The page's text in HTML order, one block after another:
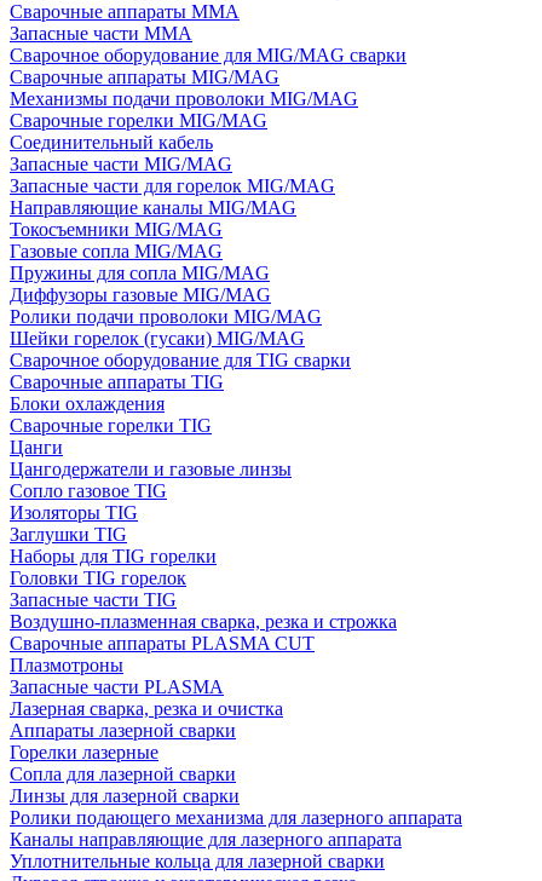
Сварочные аппараты MMA
Запасные части MMA
Сварочное оборудование для MIG/MAG сварки
Сварочные аппараты MIG/MAG
Механизмы подачи проволоки MIG/MAG
Сварочные горелки MIG/MAG
Соединительный кабель
Запасные части MIG/MAG
Запасные части для горелок MIG/MAG
Направляющие каналы MIG/MAG
Токосъемники MIG/MAG
Газовые сопла MIG/MAG
Пружины для сопла MIG/MAG
Диффузоры газовые MIG/MAG
Ролики подачи проволоки MIG/MAG
Шейки горелок (гусаки) MIG/MAG
Сварочное оборудование для TIG сварки
Сварочные аппараты TIG
Блоки охлаждения
Сварочные горелки TIG
Цанги
Цангодержатели и газовые линзы
Сопло газовое TIG
Изоляторы TIG
Заглушки TIG
Наборы для TIG горелки
Головки TIG горелок
Запасные части TIG
Воздушно-плазменная сварка, резка и строжка
Сварочные аппараты PLASMA CUT
Плазмотроны
Запасные части PLASMA
Лазерная сварка, резка и очистка
Аппараты лазерной сварки
Горелки лазерные
Сопла для лазерной сварки
Линзы для лазерной сварки
Ролики подающего механизма для лазерного аппарата
Каналы направляющие для лазерного аппарата
Уплотнительные кольца для лазерной сварки